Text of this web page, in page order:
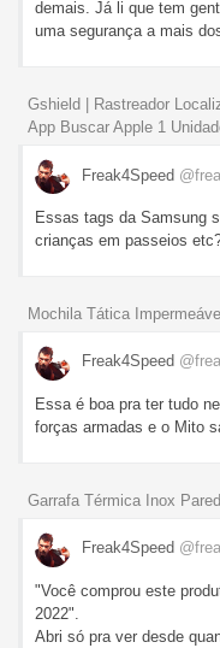
demais. Já li que tem
uma segurança a mais
Gshield | Rastreador
App Buscar Apple 1
Freak4Speed
Essas tags da Samsung
crianças em passeios
Mochila Tática
Freak4Speed
Essa é boa pra ter tudo
forças armadas e o Mito
Garrafa Térmica Inox
Freak4Speed
"Você comprou este
2022".
Abri só pra ver desde